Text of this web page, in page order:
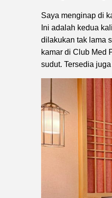
Saya menginap di
Ini adalah kedua
dilakukan tak lama
kamar di Club Med
sudut. Tersedia